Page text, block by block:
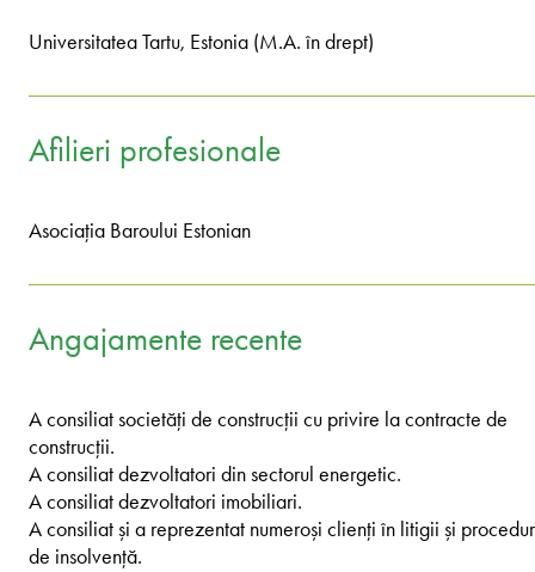
Universitatea Tartu, Estonia (M.A. în drept)
Afilieri profesionale
Asociația Baroului Estonian
Angajamente recente
A consiliat societăți de construcții cu privire la contracte de
construcții.
A consiliat dezvoltatori din sectorul energetic.
A consiliat dezvoltatori imobiliari.
A consiliat și a reprezentat numeroși clienți în litigii și
de insolvență.